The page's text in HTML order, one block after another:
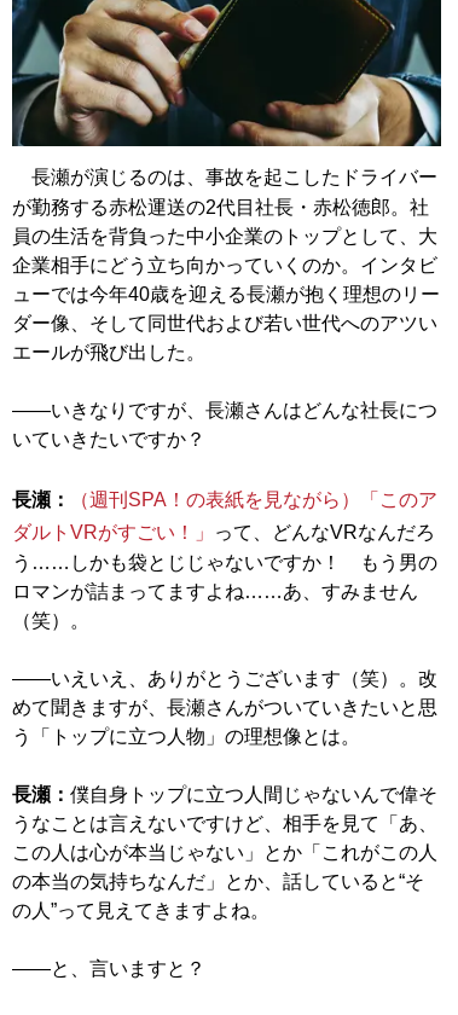
長瀬が演じるのは、事故を起こしたドライバー
が勤務する赤松運送の2代目社長・赤松徳郎。社
員の生活を背負った中小企業のトップとして、大
企業相手にどう立ち向かっていくのか。インタビ
ューでは今年40歳を迎える長瀬が抱く理想のリー
ダー像、そして同世代および若い世代へのアツい
エールが飛び出した。
――いきなりですが、長瀬さんはどんな社長につ
いていきたいですか？
長瀬：
（週刊SPA！の表紙を見ながら）「このア
ダルトVRがすごい！」
って、どんなVRなんだろ
う……しかも袋とじじゃないですか！ もう男の
ロマンが詰まってますよね……あ、すみません
（笑）。
――いえいえ、ありがとうございます（笑）。改
めて聞きますが、長瀬さんがついていきたいと思
う「トップに立つ人物」の理想像とは。
長瀬： 僕自身トップに立つ人間じゃないんで偉そ
うなことは言えないですけど、相手を見て「あ、
この人は心が本当じゃない」とか「これがこの人
の本当の気持ちなんだ」とか、話していると“そ
の人”って見えてきますよね。
――と、言いますと？